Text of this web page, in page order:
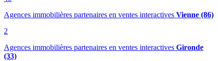
Agences immobilières partenaires en ventes interactives Vienne (86)
2
Agences immobilières partenaires en ventes interactives Gironde
(33)